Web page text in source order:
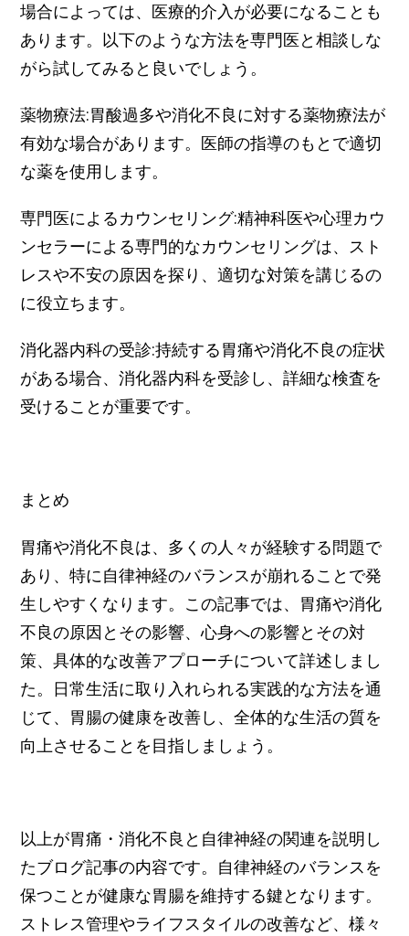
場合によっては、医療的介入が必要になることも
あります。以下のような方法を専門医と相談しな
がら試してみると良いでしょう。
薬物療法:胃酸過多や消化不良に対する薬物療法が
有効な場合があります。医師の指導のもとで適切
な薬を使用します。
専門医によるカウンセリング:精神科医や心理カウ
ンセラーによる専門的なカウンセリングは、スト
レスや不安の原因を探り、適切な対策を講じるの
に役立ちます。
消化器内科の受診:持続する胃痛や消化不良の症状
がある場合、消化器内科を受診し、詳細な検査を
受けることが重要です。
まとめ
胃痛や消化不良は、多くの人々が経験する問題で
あり、特に自律神経のバランスが崩れることで発
生しやすくなります。この記事では、胃痛や消化
不良の原因とその影響、心身への影響とその対
策、具体的な改善アプローチについて詳述しまし
た。日常生活に取り入れられる実践的な方法を通
じて、胃腸の健康を改善し、全体的な生活の質を
向上させることを目指しましょう。
以上が胃痛・消化不良と自律神経の関連を説明し
たブログ記事の内容です。自律神経のバランスを
保つことが健康な胃腸を維持する鍵となります。
ストレス管理やライフスタイルの改善など、様々